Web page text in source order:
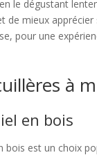
le dégustant
de mieux
pour une
à
en bois
bois est un choix